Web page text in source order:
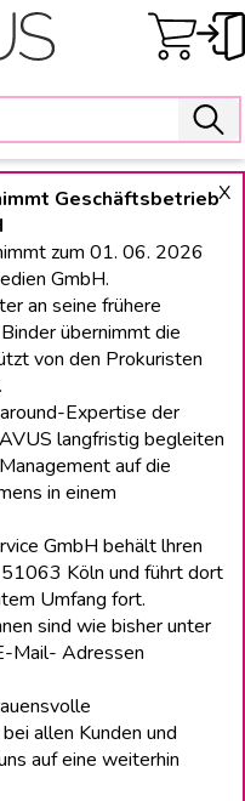
X
Geschäftsbetrieb
zum 01. 06. 2026
GmbH.
an seine frühere
übernimmt die
von den Prokuristen
Expertise der
langfristig begleiten
auf die
in einem
GmbH behält lhren
51063 Köln und führt dort
Umfang fort.
sind wie bisher unter
Mail- Adressen
allen Kunden und
auf eine weiterhin